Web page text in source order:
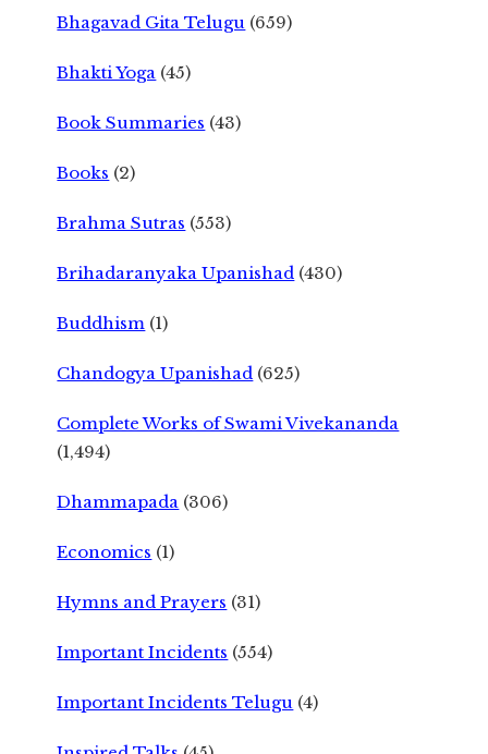
Bhagavad Gita Telugu (659)
Bhakti Yoga (45)
Book Summaries (43)
Books (2)
Brahma Sutras (553)
Brihadaranyaka Upanishad (430)
Buddhism (1)
Chandogya Upanishad (625)
Complete Works of Swami Vivekananda
(1,494)
Dhammapada (306)
Economics (1)
Hymns and Prayers (31)
Important Incidents (554)
Important Incidents Telugu (4)